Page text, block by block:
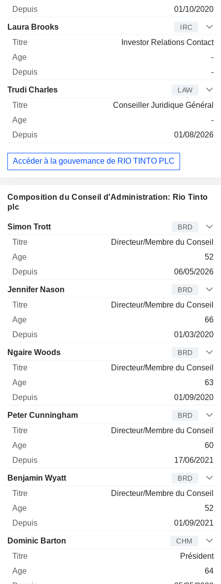
01/10/2020
Laura Brooks IRC
Investor Relations Contact
-
-
Trudi Charles LAW
Conseiller Juridique Général
-
01/08/2026
Accéder à la gouvernance de RIO TINTO PLC
Composition du Conseil d'Administration: Rio Tinto
plc
Administrateur
Simon Trott BRD
Directeur/Membre du Conseil
52
06/05/2026
Jennifer Nason BRD
Directeur/Membre du Conseil
66
01/03/2020
Ngaire Woods BRD
Directeur/Membre du Conseil
63
01/09/2020
Peter Cunningham BRD
Directeur/Membre du Conseil
60
17/06/2021
Benjamin Wyatt BRD
Directeur/Membre du Conseil
52
01/09/2021
Dominic Barton CHM
Président
64